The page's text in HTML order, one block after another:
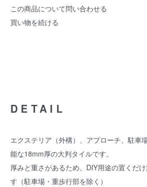
この商品について問い合わせる
買い物を続ける
DETAIL
エクステリア（外構）、アプローチ、駐車
能な18mm厚の大判タイルです。
厚みと重さがあるため、DIY用途の置くだ
す（駐車場・重歩行部を除く）